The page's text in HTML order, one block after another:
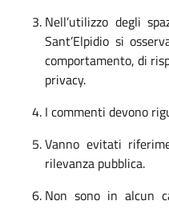
Nell’utilizzo degli
Sant’Elpidio si
comportamento, di
privacy.
I commenti devono
Vanno evitati
rilevanza pubblica.
Non sono in alcun